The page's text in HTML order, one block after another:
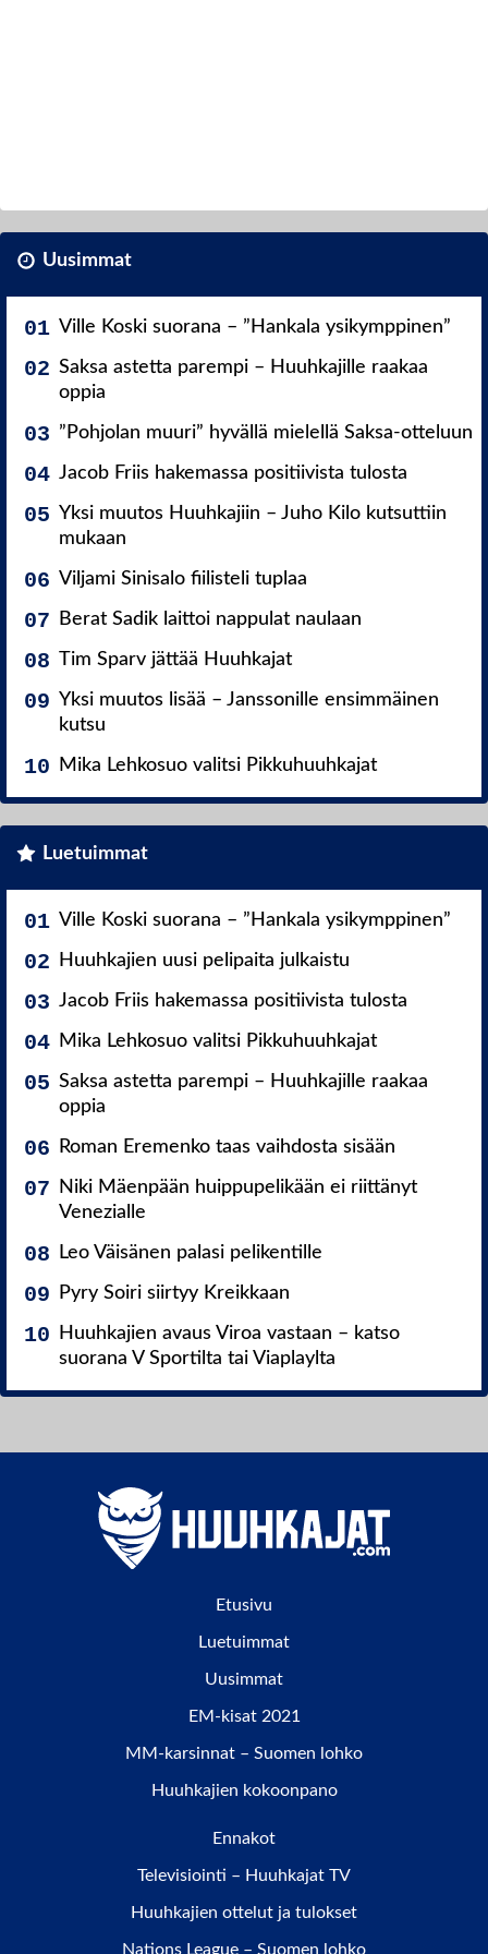
Uusimmat
Ville Koski suorana – ”Hankala ysikymppinen”
Saksa astetta parempi – Huuhkajille raakaa
oppia
”Pohjolan muuri” hyvällä mielellä Saksa-otteluun
Jacob Friis hakemassa positiivista tulosta
Yksi muutos Huuhkajiin – Juho Kilo kutsuttiin
mukaan
Viljami Sinisalo fiilisteli tuplaa
Berat Sadik laittoi nappulat naulaan
Tim Sparv jättää Huuhkajat
Yksi muutos lisää – Janssonille ensimmäinen
kutsu
Mika Lehkosuo valitsi Pikkuhuuhkajat
Luetuimmat
Ville Koski suorana – ”Hankala ysikymppinen”
Huuhkajien uusi pelipaita julkaistu
Jacob Friis hakemassa positiivista tulosta
Mika Lehkosuo valitsi Pikkuhuuhkajat
Saksa astetta parempi – Huuhkajille raakaa
oppia
Roman Eremenko taas vaihdosta sisään
Niki Mäenpään huippupelikään ei riittänyt
Venezialle
Leo Väisänen palasi pelikentille
Pyry Soiri siirtyy Kreikkaan
Huuhkajien avaus Viroa vastaan – katso
suorana V Sportilta tai Viaplaylta
Etusivu
Luetuimmat
Uusimmat
EM-kisat 2021
MM-karsinnat – Suomen lohko
Huuhkajien kokoonpano
Ennakot
Televisiointi – Huuhkajat TV
Huuhkajien ottelut ja tulokset
Nations League – Suomen lohko